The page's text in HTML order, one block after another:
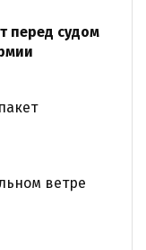
перед судом
ветре